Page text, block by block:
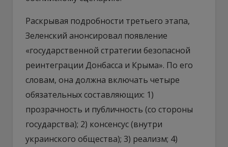
Раскрывая подробности третьего этапа,
Зеленский анонсировал появление
«государственной стратегии безопасной
реинтеграции Донбасса и Крыма». По его
словам, она должна включать четыре
обязательных составляющих: 1)
прозрачность и публичность (со стороны
государства); 2) консенсус (внутри
украинского общества); 3) реализм; 4)